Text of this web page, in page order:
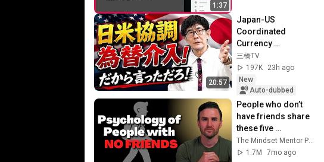
1:37
20:57
Japan-US
Coordinated
Currency
Intervention
Executed! The
Market Cannot
Defeat a Sovereign
Currenc...
三橋TV
197K
23h ago
New
Auto-dubbed
People who don’t
have friends share
these five
personality traits
The Mindset Mentor Podcast
1.7M
7mo ago